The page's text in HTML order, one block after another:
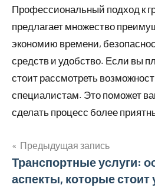
Профессиональный подход к
предлагает множество
экономию времени,
средств и удобство. Если вы
стоит рассмотреть
специалистам. Это поможет
сделать процесс более
Навигация
Предыдущая запись
Транспортные услуги:
аспекты, которые стоит